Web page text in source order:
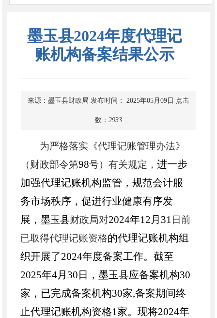
墨玉县2024年度代理记
账机构备案结果公示
来源：墨玉县财政局 发布时间： 2025年05月09日 点击
数： 2933
为严格落实《代理记账管理办法》
（财政部令第98号）有关规定，进一步
加强代理记账机构监管，规范会计服
务市场秩序，促进行业健康有序发
展 ，墨玉县财政局对2024年12月31 日前
已取得代理记账资格的代理记账机构组
织开展了2024年度备案工作。截至
2025年4月30日，墨玉县应备案机构30
家，已完成备案机构30家,备案期间终
止代理记账机构资格1家。现将2024年